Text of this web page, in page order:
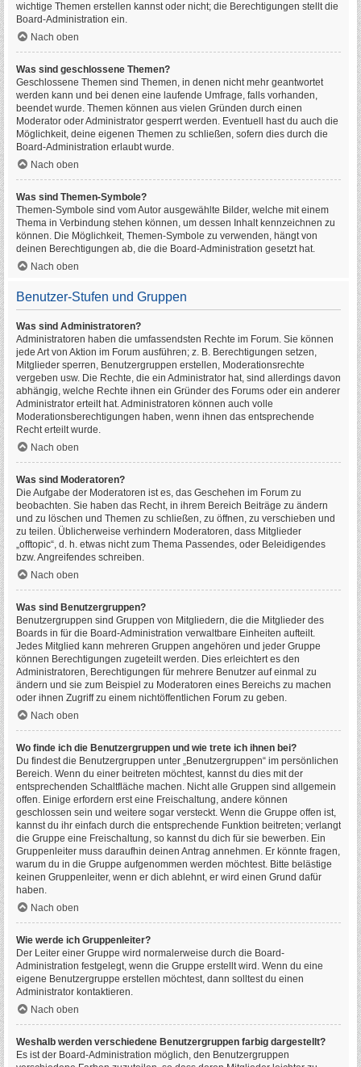
wichtige Themen erstellen kannst oder nicht; die Berechtigungen stellt die
Board-Administration ein.
Nach oben
Was sind geschlossene Themen?
Geschlossene Themen sind Themen, in denen nicht mehr geantwortet
werden kann und bei denen eine laufende Umfrage, falls vorhanden,
beendet wurde. Themen können aus vielen Gründen durch einen
Moderator oder Administrator gesperrt werden. Eventuell hast du auch die
Möglichkeit, deine eigenen Themen zu schließen, sofern dies durch die
Board-Administration erlaubt wurde.
Nach oben
Was sind Themen-Symbole?
Themen-Symbole sind vom Autor ausgewählte Bilder, welche mit einem
Thema in Verbindung stehen können, um dessen Inhalt kennzeichnen zu
können. Die Möglichkeit, Themen-Symbole zu verwenden, hängt von
deinen Berechtigungen ab, die die Board-Administration gesetzt hat.
Nach oben
Benutzer-Stufen und Gruppen
Was sind Administratoren?
Administratoren haben die umfassendsten Rechte im Forum. Sie können
jede Art von Aktion im Forum ausführen; z. B. Berechtigungen setzen,
Mitglieder sperren, Benutzergruppen erstellen, Moderationsrechte
vergeben usw. Die Rechte, die ein Administrator hat, sind allerdings davon
abhängig, welche Rechte ihnen ein Gründer des Forums oder ein anderer
Administrator erteilt hat. Administratoren können auch volle
Moderationsberechtigungen haben, wenn ihnen das entsprechende
Recht erteilt wurde.
Nach oben
Was sind Moderatoren?
Die Aufgabe der Moderatoren ist es, das Geschehen im Forum zu
beobachten. Sie haben das Recht, in ihrem Bereich Beiträge zu ändern
und zu löschen und Themen zu schließen, zu öffnen, zu verschieben und
zu teilen. Üblicherweise verhindern Moderatoren, dass Mitglieder
„offtopic“, d. h. etwas nicht zum Thema Passendes, oder Beleidigendes
bzw. Angreifendes schreiben.
Nach oben
Was sind Benutzergruppen?
Benutzergruppen sind Gruppen von Mitgliedern, die die Mitglieder des
Boards in für die Board-Administration verwaltbare Einheiten aufteilt.
Jedes Mitglied kann mehreren Gruppen angehören und jeder Gruppe
können Berechtigungen zugeteilt werden. Dies erleichtert es den
Administratoren, Berechtigungen für mehrere Benutzer auf einmal zu
ändern und sie zum Beispiel zu Moderatoren eines Bereichs zu machen
oder ihnen Zugriff zu einem nichtöffentlichen Forum zu geben.
Nach oben
Wo finde ich die Benutzergruppen und wie trete ich ihnen bei?
Du findest die Benutzergruppen unter „Benutzergruppen“ im persönlichen
Bereich. Wenn du einer beitreten möchtest, kannst du dies mit der
entsprechenden Schaltfläche machen. Nicht alle Gruppen sind allgemein
offen. Einige erfordern erst eine Freischaltung, andere können
geschlossen sein und weitere sogar versteckt. Wenn die Gruppe offen ist,
kannst du ihr einfach durch die entsprechende Funktion beitreten; verlangt
die Gruppe eine Freischaltung, so kannst du dich für sie bewerben. Ein
Gruppenleiter muss daraufhin deinen Antrag annehmen. Er könnte fragen,
warum du in die Gruppe aufgenommen werden möchtest. Bitte belästige
keinen Gruppenleiter, wenn er dich ablehnt, er wird einen Grund dafür
haben.
Nach oben
Wie werde ich Gruppenleiter?
Der Leiter einer Gruppe wird normalerweise durch die Board-
Administration festgelegt, wenn die Gruppe erstellt wird. Wenn du eine
eigene Benutzergruppe erstellen möchtest, dann solltest du einen
Administrator kontaktieren.
Nach oben
Weshalb werden verschiedene Benutzergruppen farbig dargestellt?
Es ist der Board-Administration möglich, den Benutzergruppen